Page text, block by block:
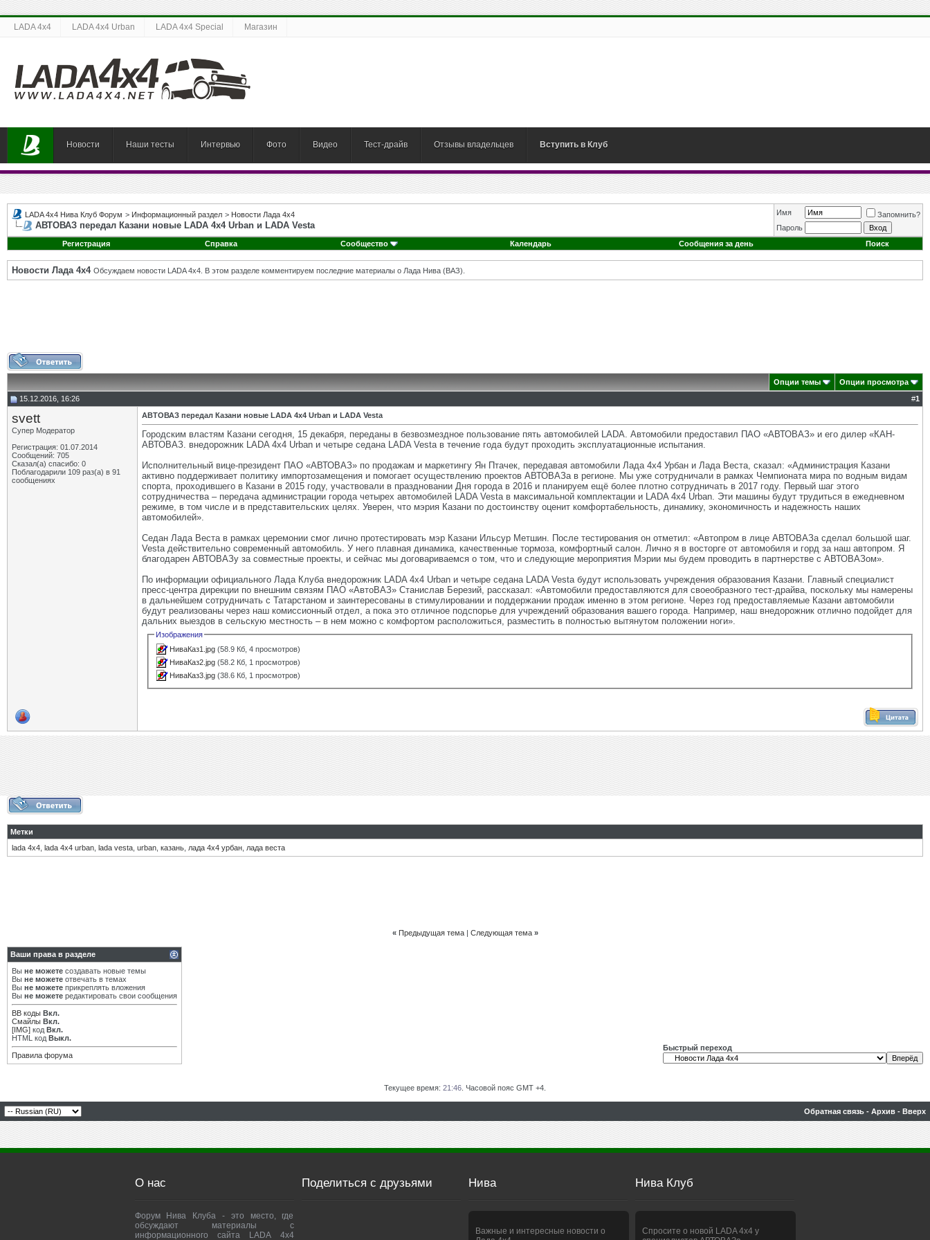
LADA 4x4 LADA 4x4 Urban LADA 4x4 Special Магазин
Новости Наши тесты Интервью Фото Видео Тест-драйв Отзывы владельцев Вступить в Клуб
LADA 4x4 Нива Клуб Форум > Информационный раздел > Новости Лада 4х4
АВТОВАЗ передал Казани новые LADA 4х4 Urban и LADA Vesta
Имя
Запомнить?
Пароль
Регистрация
Справка Сообщество Календарь Сообщения за день Поиск
Новости Лада 4х4 Обсуждаем новости LADA 4x4. В этом разделе комментируем последние материалы о Лада Нива (ВАЗ).
Опции темы
Опции просмотра
15.12.2016, 16:26
#1
svett
Супер Модератор
Регистрация: 01.07.2014
Сообщений: 705
Сказал(а) спасибо: 0
Поблагодарили 109 раз(а) в 91
сообщениях
АВТОВАЗ передал Казани новые LADA 4х4 Urban и LADA Vesta
Городским властям Казани сегодня, 15 декабря, переданы в безвозмездное пользование пять автомобилей LADA. Автомобили предоставил ПАО «АВТОВАЗ» и его дилер «КАН-
АВТОВАЗ. внедорожник LADA 4х4 Urban и четыре седана LADA Vesta в течение года будут проходить эксплуатационные испытания.
Исполнительный вице-президент ПАО «АВТОВАЗ» по продажам и маркетингу Ян Птачек, передавая автомобили Лада 4х4 Урбан и Лада Веста, сказал: «Администрация Казани
активно поддерживает политику импортозамещения и помогает осуществлению проектов АВТОВАЗа в регионе. Мы уже сотрудничали в рамках Чемпионата мира по водным видам
спорта, проходившего в Казани в 2015 году, участвовали в праздновании Дня города в 2016 и планируем ещё более плотно сотрудничать в 2017 году. Первый шаг этого
сотрудничества – передача администрации города четырех автомобилей LADA Vesta в максимальной комплектации и LADA 4x4 Urban. Эти машины будут трудиться в ежедневном
режиме, в том числе и в представительских целях. Уверен, что мэрия Казани по достоинству оценит комфортабельность, динамику, экономичность и надежность наших
автомобилей».
Седан Лада Веста в рамках церемонии смог лично протестировать мэр Казани Ильсур Метшин. После тестирования он отметил: «Автопром в лице АВТОВАЗа сделал большой шаг.
Vesta действительно современный автомобиль. У него плавная динамика, качественные тормоза, комфортный салон. Лично я в восторге от автомобиля и горд за наш автопром. Я
благодарен АВТОВАЗу за совместные проекты, и сейчас мы договариваемся о том, что и следующие мероприятия Мэрии мы будем проводить в партнерстве с АВТОВАЗом».
По информации официального Лада Клуба внедорожник LADA 4х4 Urban и четыре седана LADA Vesta будут использовать учреждения образования Казани. Главный специалист
пресс-центра дирекции по внешним связям ПАО «АвтоВАЗ» Станислав Березий, рассказал: «Автомобили предоставляются для своеобразного тест-драйва, поскольку мы намерены
в дальнейшем сотрудничать с Татарстаном и заинтересованы в стимулировании и поддержании продаж именно в этом регионе. Через год предоставляемые Казани автомобили
будут реализованы через наш комиссионный отдел, а пока это отличное подспорье для учреждений образования вашего города. Например, наш внедорожник отлично подойдет для
дальних выездов в сельскую местность – в нем можно с комфортом расположиться, разместить в полностью вытянутом положении ноги».
Изображения
НиваКаз1.jpg (58.9 Кб, 4 просмотров)
НиваКаз2.jpg (58.2 Кб, 1 просмотров)
НиваКаз3.jpg (38.6 Кб, 1 просмотров)
Метки
lada 4х4 lada 4х4 urban lada vesta urban казань лада 4х4 урбан лада веста
« Предыдущая тема| Следующая тема »
Ваши права в разделе
Вы не можете создавать новые темы
Вы не можете отвечать в темах
Вы не можете прикреплять вложения
Вы не можете редактировать свои сообщения
BB коды Вкл.
Смайлы Вкл.
[IMG] код Вкл.
HTML код Выкл.
Правила форума
Быстрый переход
Текущее время: 21:46 . Часовой пояс GMT +4.
Обратная связь - Архив - Вверх
О нас
Форум Нива Клуба - это место, где
обсуждают материалы с
информационного сайта LADA 4x4
Поделиться с друзьями Нива
Важные и интересные новости о
Нива Клуб
Спросите о новой LADA 4x4 у